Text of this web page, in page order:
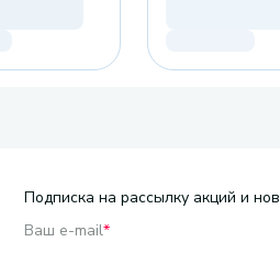
Подписка на рассылку акций и
Ваш e-mail*